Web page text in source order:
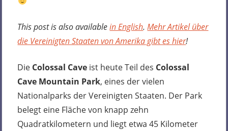
This post is also availablein English.Mehr Artikel über
die Vereinigten Staaten von Amerika gibt es hier!
Die Colossal Cave ist heute Teil des Colossal
Cave Mountain Park, eines der vielen
Nationalparks der Vereinigten Staaten. Der Park
belegt eine Fläche von knapp zehn
Quadratkilometern und liegt etwa 45 Kilometer